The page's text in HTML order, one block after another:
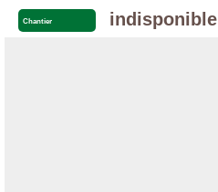
Chantier indisponible